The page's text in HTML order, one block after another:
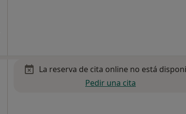
La reserva de cita online no está
Pedir una cita